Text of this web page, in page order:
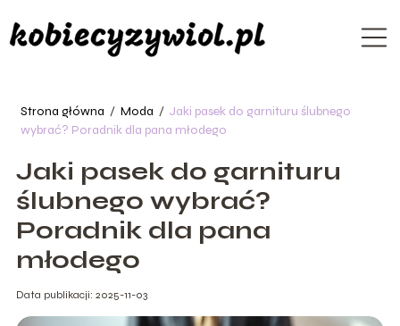
Strona główna / Moda / Jaki pasek do garnituru ślubnego
wybrać? Poradnik dla pana młodego
Jaki pasek do garnituru
ślubnego wybrać?
Poradnik dla pana
młodego
Data publikacji: 2025-11-03